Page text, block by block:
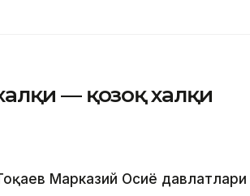
— қозоқ халқи
Марказий Осиё давлатлари